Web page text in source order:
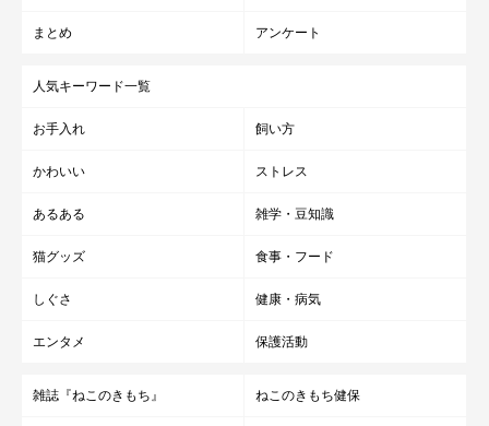
まとめ アンケート
人気キーワード一覧
お手入れ 飼い方
かわいい ストレス
あるある 雑学・豆知識
猫グッズ 食事・フード
しぐさ 健康・病気
エンタメ 保護活動
雑誌『ねこのきもち』 ねこのきもち健保